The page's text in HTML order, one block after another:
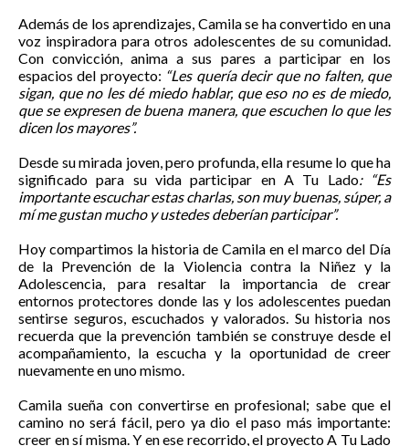
Además de los aprendizajes, Camila se ha convertido en una
voz inspiradora para otros adolescentes de su comunidad.
Con convicción, anima a sus pares a participar en los
espacios del proyecto: “Les quería decir que no falten, que
sigan, que no les dé miedo hablar, que eso no es de miedo,
que se expresen de buena manera, que escuchen lo que les
dicen los mayores”.
Desde su mirada joven, pero profunda, ella resume lo que ha
significado para su vida participar en A Tu Lado: “Es
importante escuchar estas charlas, son muy buenas, súper, a
mí me gustan mucho y ustedes deberían participar”.
Hoy compartimos la historia de Camila en el marco del Día
de la Prevención de la Violencia contra la Niñez y la
Adolescencia, para resaltar la importancia de crear
entornos protectores donde las y los adolescentes puedan
sentirse seguros, escuchados y valorados. Su historia nos
recuerda que la prevención también se construye desde el
acompañamiento, la escucha y la oportunidad de creer
nuevamente en uno mismo.
Camila sueña con convertirse en profesional; sabe que el
camino no será fácil, pero ya dio el paso más importante:
creer en sí misma. Y en ese recorrido, el proyecto A Tu Lado